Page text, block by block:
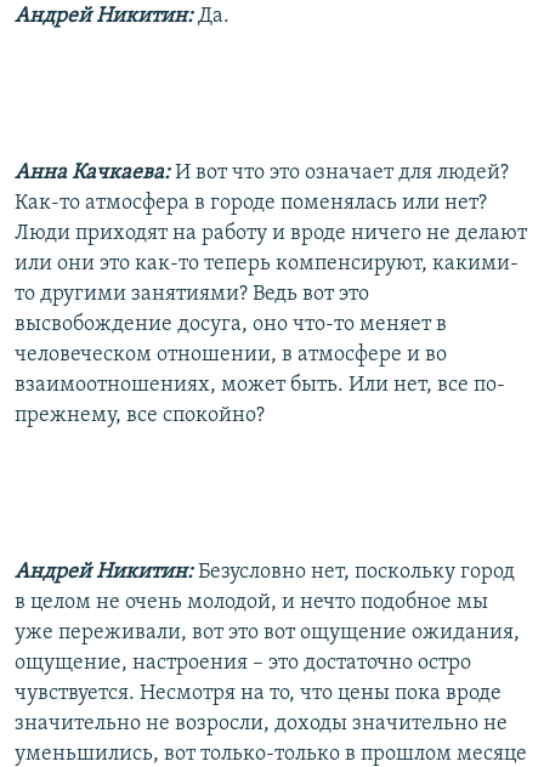
Андрей Никитин: Да.
Анна Качкаева: И вот что это означает для людей?
Как-то атмосфера в городе поменялась или нет?
Люди приходят на работу и вроде ничего не делают
или они это как-то теперь компенсируют, какими-
то другими занятиями? Ведь вот это
высвобождение досуга, оно что-то меняет в
человеческом отношении, в атмосфере и во
взаимоотношениях, может быть. Или нет, все по-
прежнему, все спокойно?
Андрей Никитин: Безусловно нет, поскольку город
в целом не очень молодой, и нечто подобное мы
уже переживали, вот это вот ощущение ожидания,
ощущение, настроения – это достаточно остро
чувствуется. Несмотря на то, что цены пока вроде
значительно не возросли, доходы значительно не
уменьшились, вот только-только в прошлом месяце